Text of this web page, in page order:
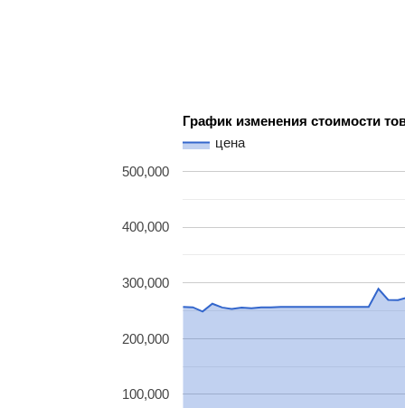
График изменения стоимости
цена
100,000
200,000
300,000
400,000
500,000